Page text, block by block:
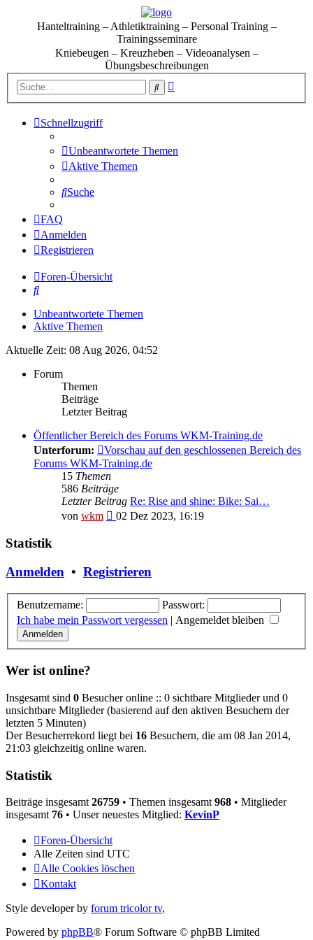
Hanteltraining – Athletiktraining – Personal Training –
Trainingsseminare
Kniebeugen – Kreuzheben – Videoanalysen –
Übungsbeschreibungen
Suche
Schnellzugriff
Unbeantwortete Themen
Aktive Themen
Suche
FAQ
Anmelden
Registrieren
Foren-Übersicht
Suche
Unbeantwortete Themen
Aktive Themen
Aktuelle Zeit: 08 Aug 2026, 04:52
Forum
Themen
Beiträge
Letzter Beitrag
Öffentlicher Bereich des Forums WKM-Training.de
Unterforum:
Vorschau auf den geschlossenen Bereich des
Forums WKM-Training.de
15 Themen
586 Beiträge
Letzter Beitrag Re: Rise and shine: Bike: Sai…
von wkm
Neuester
02 Dez 2023, 16:19
Statistik
Anmelden • Registrieren
Benutzername:
Passwort:
Ich habe mein Passwort vergessen | Angemeldet bleiben
Wer ist online?
Insgesamt sind 0 Besucher online :: 0 sichtbare Mitglieder und 0
unsichtbare Mitglieder (basierend auf den aktiven Besuchern der
letzten 5 Minuten)
Der Besucherrekord liegt bei 16 Besuchern, die am 08 Jan 2014,
21:03 gleichzeitig online waren.
Statistik
Beiträge insgesamt 26759 • Themen insgesamt 968 • Mitglieder
insgesamt 76 • Unser neuestes Mitglied: KevinP
Foren-Übersicht
Alle Zeiten sind UTC
Alle Cookies löschen
Kontakt
Style developer by forum tricolor tv,
Powered by phpBB® Forum Software © phpBB Limited